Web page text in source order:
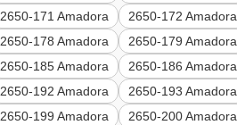
2650-171 Amadora 2650-172 Amadora
2650-178 Amadora 2650-179 Amadora
2650-185 Amadora 2650-186 Amadora
2650-192 Amadora 2650-193 Amadora
2650-199 Amadora 2650-200 Amadora